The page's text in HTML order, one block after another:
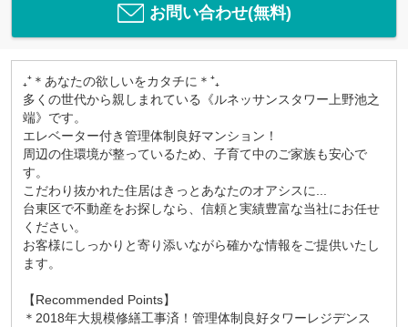
お問い合わせ(無料)
₊⁺＊あなたの欲しいをカタチに＊⁺₊
多くの世代から親しまれている《ルネッサンスタワー上野池之
端》です。
エレベーター付き管理体制良好マンション！
周辺の住環境が整っているため、子育て中のご家族も安心で
す。
こだわり抜かれた住居はきっとあなたのオアシスに...
台東区で不動産をお探しなら、信頼と実績豊富な当社にお任せ
ください。
お客様にしっかりと寄り添いながら確かな情報をご提供いたし
ます。
【Recommended Points】
＊2018年大規模修繕工事済！管理体制良好タワーレジデンス